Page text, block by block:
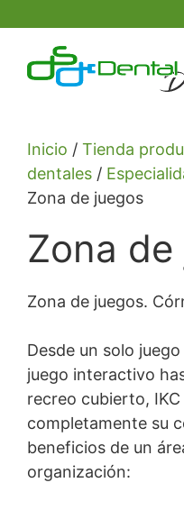
contenido
Inicio / Tienda
dentales /
Zona de juegos
Zona
Zona de juegos.
Desde un solo
juego interactivo
recreo cubierto,
completamente su
beneficios de un
organización: